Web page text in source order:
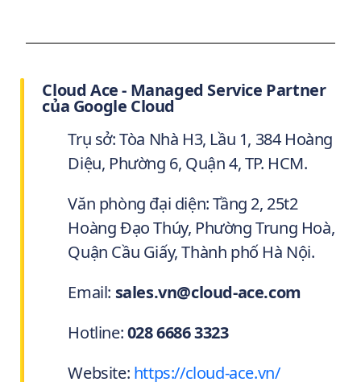
Cloud Ace - Managed Service Partner
của Google Cloud
Trụ sở: Tòa Nhà H3, Lầu 1, 384 Hoàng
Diệu, Phường 6, Quận 4, TP. HCM.
Văn phòng đại diện: Tầng 2, 25t2
Hoàng Đạo Thúy, Phường Trung Hoà,
Quận Cầu Giấy, Thành phố Hà Nội.
Email: sales.vn@cloud-ace.com
Hotline:028 6686 3323
Website: https://cloud-ace.vn/